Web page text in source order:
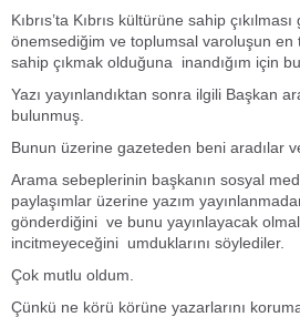
Kıbrıs’ta Kıbrıs kültürüne sahip
önemsediğim ve toplumsal varoluşun en
sahip çıkmak olduğuna inandığım için
Yazı yayınlandıktan sonra ilgili Başkan
bulunmuş.
Bunun üzerine gazeteden beni aradılar
Arama sebeplerinin başkanın sosyal
paylaşımlar üzerine yazım
gönderdiğini ve bunu yayınlayacak
incitmeyeceğini umduklarını söylediler.
Çok mutlu oldum.
Çünkü ne körü körüne yazarlarını